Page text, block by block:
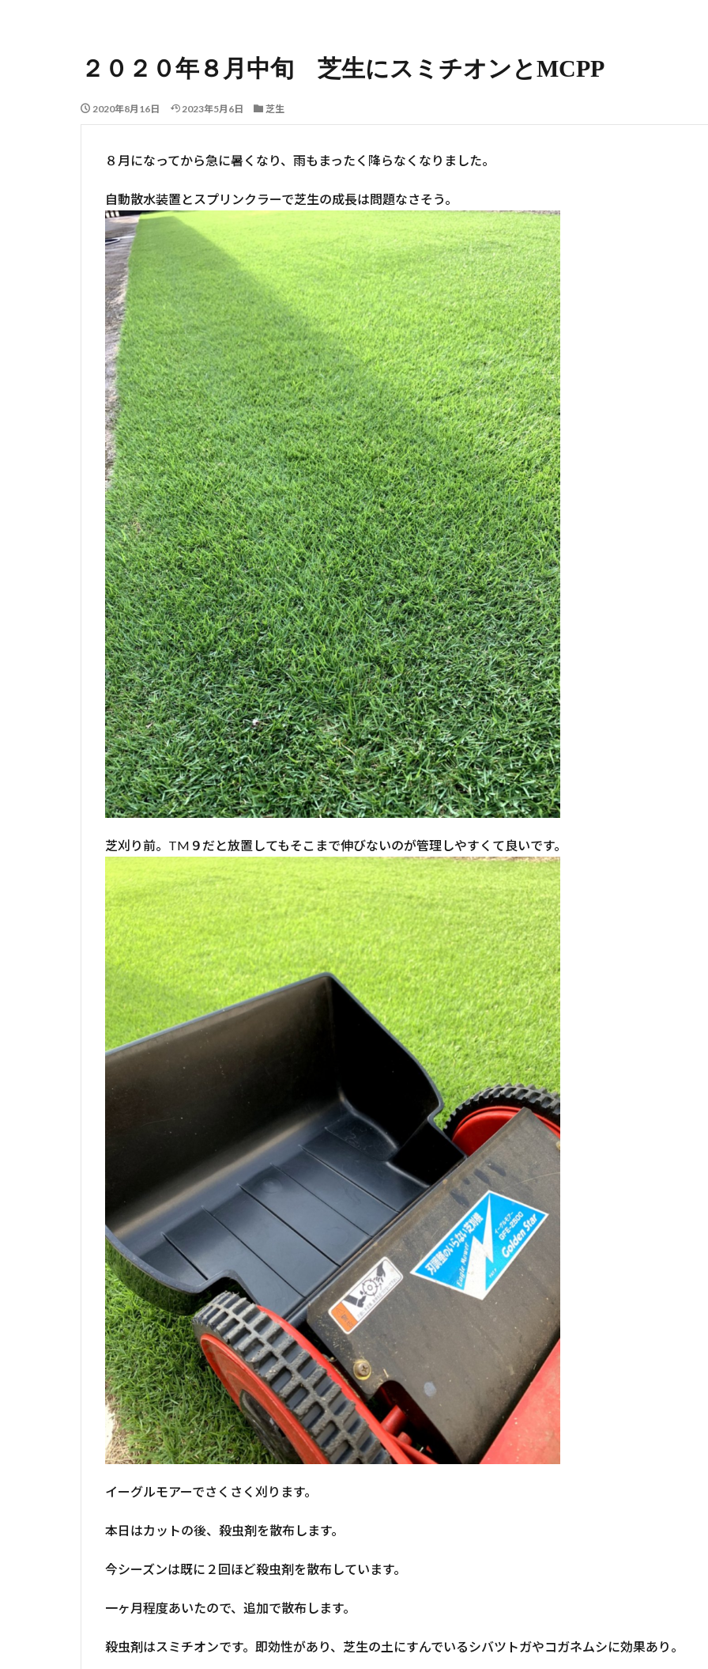
２０２０年８月中旬 芝生にスミチオンとMCPP
2020年8月16日 2023年5月6日 芝生
８月になってから急に暑くなり、雨もまったく降らなくなりました。
自動散水装置とスプリンクラーで芝生の成長は問題なさそう。
芝刈り前。TM９だと放置してもそこまで伸びないのが管理しやすくて良いです。
イーグルモアーでさくさく刈ります。
本日はカットの後、殺虫剤を散布します。
今シーズンは既に２回ほど殺虫剤を散布しています。
一ヶ月程度あいたので、追加で散布します。
殺虫剤はスミチオンです。即効性があり、芝生の土にすんでいるシバツトガやコガネムシに効果あり。